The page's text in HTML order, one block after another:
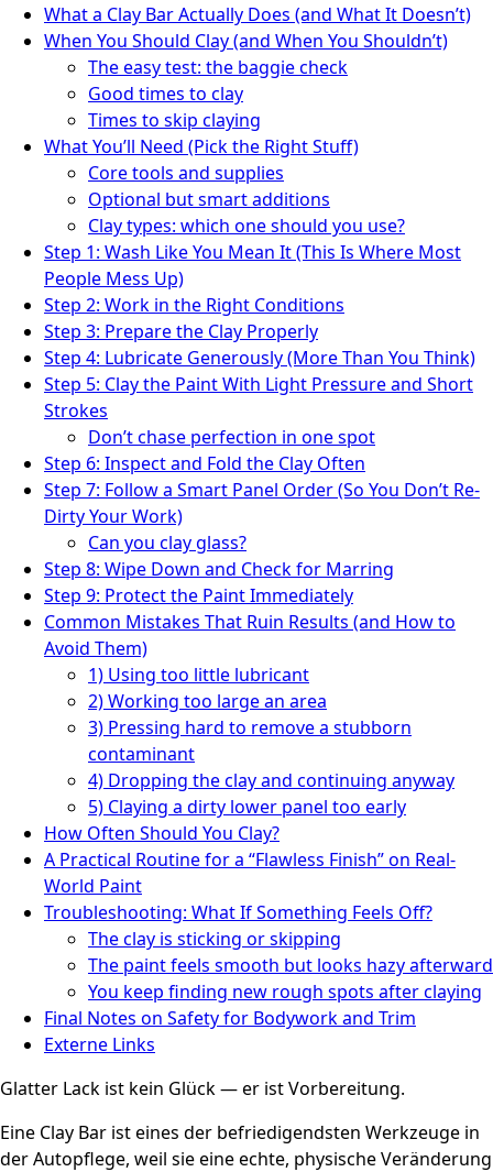
What a Clay Bar Actually Does (and What It Doesn’t)
When You Should Clay (and When You Shouldn’t)
The easy test: the baggie check
Good times to clay
Times to skip claying
What You’ll Need (Pick the Right Stuff)
Core tools and supplies
Optional but smart additions
Clay types: which one should you use?
Step 1: Wash Like You Mean It (This Is Where Most
People Mess Up)
Step 2: Work in the Right Conditions
Step 3: Prepare the Clay Properly
Step 4: Lubricate Generously (More Than You Think)
Step 5: Clay the Paint With Light Pressure and Short
Strokes
Don’t chase perfection in one spot
Step 6: Inspect and Fold the Clay Often
Step 7: Follow a Smart Panel Order (So You Don’t Re-
Dirty Your Work)
Can you clay glass?
Step 8: Wipe Down and Check for Marring
Step 9: Protect the Paint Immediately
Common Mistakes That Ruin Results (and How to
Avoid Them)
1) Using too little lubricant
2) Working too large an area
3) Pressing hard to remove a stubborn
contaminant
4) Dropping the clay and continuing anyway
5) Claying a dirty lower panel too early
How Often Should You Clay?
A Practical Routine for a “Flawless Finish” on Real-
World Paint
Troubleshooting: What If Something Feels Off?
The clay is sticking or skipping
The paint feels smooth but looks hazy afterward
You keep finding new rough spots after claying
Final Notes on Safety for Bodywork and Trim
Externe Links
Glatter Lack ist kein Glück — er ist Vorbereitung.
Eine Clay Bar ist eines der befriedigendsten Werkzeuge in
der Autopflege, weil sie eine echte, physische Veränderung